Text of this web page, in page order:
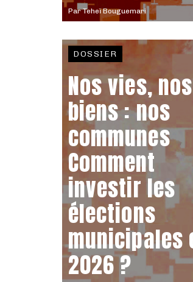
ParTeheï Bouguemari
DOSSIER
Nos vies, nos
biens : nos
communes
Comment
investir les
élections
municipales
2026 ?